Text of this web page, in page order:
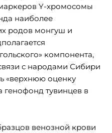
Y-хромосомы
наиболее
родов монгуш и
компонента,
с народами Сибири
«верхнюю оценку
генофонд тувинцев в
венозной крови